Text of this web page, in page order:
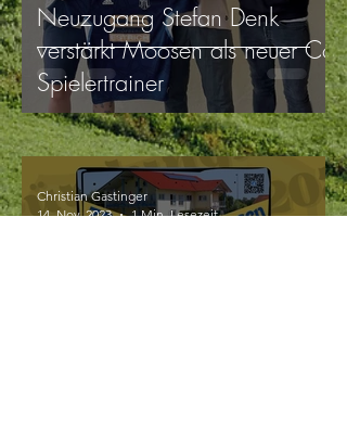
Neuzugang Stefan Denk
verstärkt Moosen als neuer Co-
Spielertrainer
Christian Gastinger
14. Nov. 2023
1 Min. Lesezeit